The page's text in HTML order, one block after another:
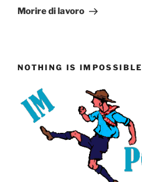
successivo
Morire di lavoro
NOTHING IS IMPOSSIBLE